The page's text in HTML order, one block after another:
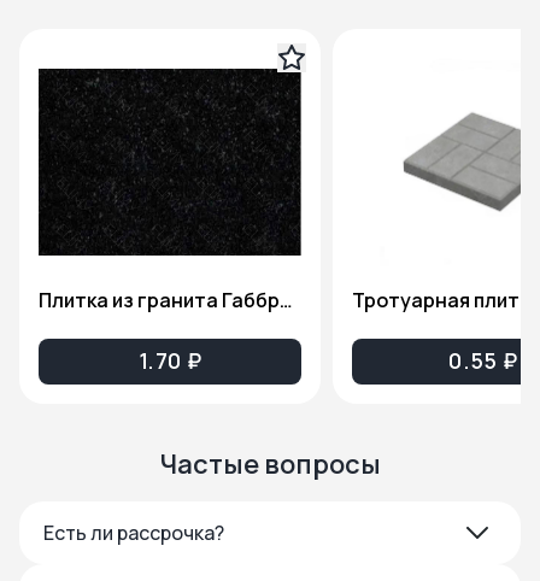
Плитка из гранита Габбро-Диабаз(Карельский гранит), толщина 2см. ПГ81
1.70 ₽ 0.55 ₽
Частые вопросы
Есть ли рассрочка?